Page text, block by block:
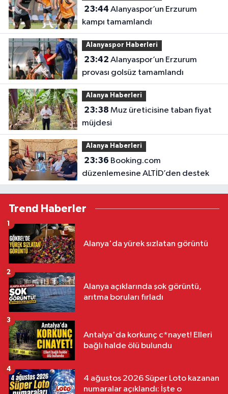
23:44
kampı tamamlandı
Alanyaspor Haberleri
23:42
provası golsüz tamamlandı
Alanya Haberleri
23:38
müjdesi
Alanya Haberleri
23:36
düzenlemesine ALTİD’den destek
Trend Haberler
Alanya'da yürek sızlatan görüntü
1
Alanya açıklarında şok görüntü,
arıtma boruları fırladı
2
Antalya'da korkunç c*nayet! Elleri
bağlı halde ölü bulundu
3
4 ağustos 2026 Süper Loto kazanan
numaralar açıklandı: İşte o
4